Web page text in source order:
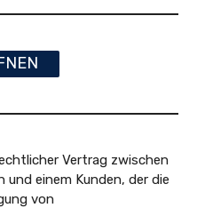
Vertrag zwischen
einem Kunden, der die
von